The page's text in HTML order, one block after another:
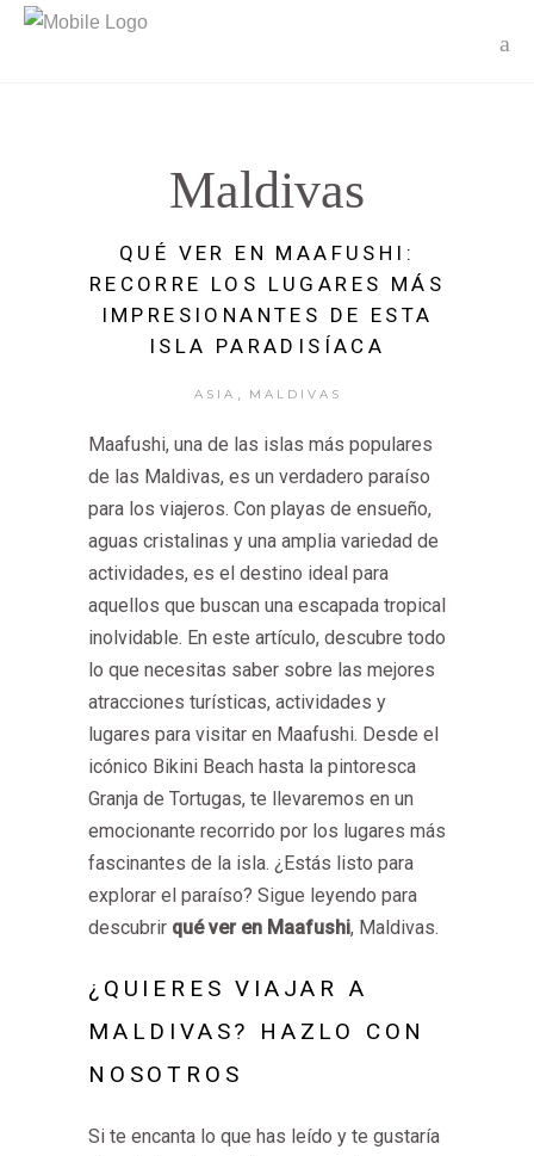
Maldivas
QUÉ VER EN MAAFUSHI:
RECORRE LOS LUGARES MÁS
IMPRESIONANTES DE ESTA
ISLA PARADISÍACA
ASIA MALDIVAS
Maafushi, una de las islas más populares
de las Maldivas, es un verdadero paraíso
para los viajeros. Con playas de ensueño,
aguas cristalinas y una amplia variedad de
actividades, es el destino ideal para
aquellos que buscan una escapada tropical
inolvidable. En este artículo, descubre todo
lo que necesitas saber sobre las mejores
atracciones turísticas, actividades y
lugares para visitar en Maafushi. Desde el
icónico Bikini Beach hasta la pintoresca
Granja de Tortugas, te llevaremos en un
emocionante recorrido por los lugares más
fascinantes de la isla. ¿Estás listo para
explorar el paraíso? Sigue leyendo para
descubrir qué ver en Maafushi, Maldivas.
¿QUIERES VIAJAR A
MALDIVAS? HAZLO CON
NOSOTROS
Si te encanta lo que has leído y te gustaría